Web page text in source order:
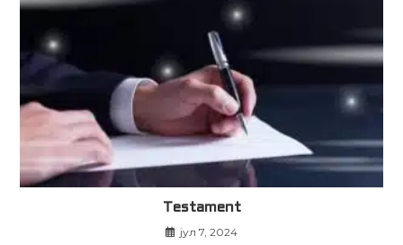
Testament
јул 7, 2024